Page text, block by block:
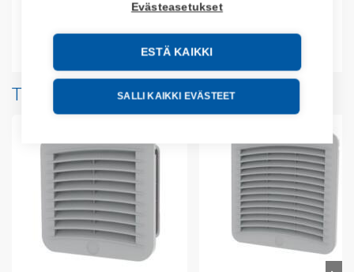
Evästeasetukset
ESTÄ KAIKKI
SALLI KAIKKI EVÄSTEET
Lisätiedot
Tuotteita samalta valmistajalta